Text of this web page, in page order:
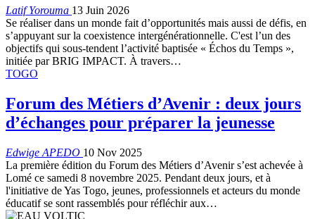
Latif Yorouma 13 Juin 2026
Se réaliser dans un monde fait d’opportunités mais aussi de défis, en
s’appuyant sur la coexistence intergénérationnelle. C'est l’un des
objectifs qui sous-tendent l’activité baptisée « Échos du Temps »,
initiée par BRIG IMPACT. À travers…
TOGO
Forum des Métiers d’Avenir : deux jours
d’échanges pour préparer la jeunesse
Edwige APEDO 10 Nov 2025
La première édition du Forum des Métiers d’Avenir s’est achevée à
Lomé ce samedi 8 novembre 2025. Pendant deux jours, et à
l'initiative de Yas Togo, jeunes, professionnels et acteurs du monde
éducatif se sont rassemblés pour réfléchir aux…